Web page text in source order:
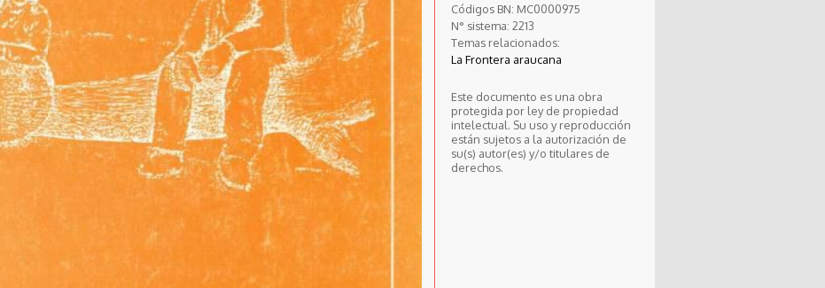
Códigos BN: MC0000975
N° sistema: 2213
Temas relacionados:
La Frontera araucana
Este documento es una obra
protegida por ley de propiedad
intelectual. Su uso y reproducción
están sujetos a la autorización de
su(s) autor(es) y/o titulares de
derechos.